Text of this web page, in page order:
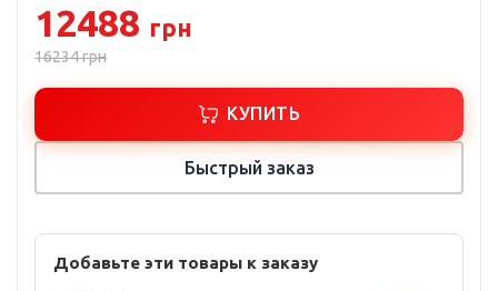
12488 грн
16234грн
КУПИТЬ
Быстрый заказ
Добавьте эти товары к заказу